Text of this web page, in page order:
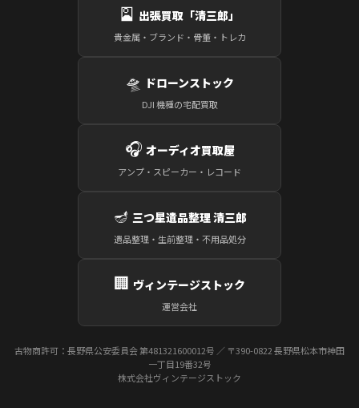
🎴 出張買取「清三郎」
貴金属・ブランド・骨董・トレカ
🛸 ドローンストック
DJI 機種の宅配買取
🎧 オーディオ買取屋
アンプ・スピーカー・レコード
🪔 三つ星遺品整理 清三郎
遺品整理・生前整理・不用品処分
🏢 ヴィンテージストック
運営会社
古物商許可：長野県公安委員会 第481321600012号 ／ 〒390-0822 長野県松本市神田
一丁目19番32号
株式会社ヴィンテージストック